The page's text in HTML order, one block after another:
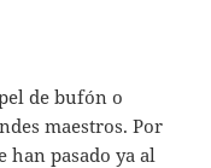
de bufón o
maestros. Por
han pasado ya al